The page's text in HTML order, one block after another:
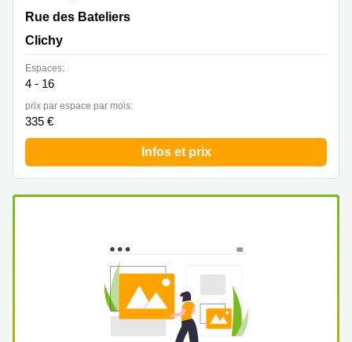
bureaux
Paris
Centre
d'affaires
Montpellier
6 Rue des Bateliers, Clichy
Rue des Bateliers
Clichy
Espaces:
4 - 16
prix par espace par mois:
335 €
Infos et prix